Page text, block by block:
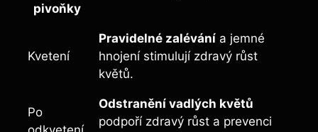
pivoňky
Kvetení
Pravidelné zalévání a jemné ​
hnojení stimulují zdravý růst
‍květů.
Po
Odstranění vadlých květů
podpoří ⁣zdravý růst a prevenci